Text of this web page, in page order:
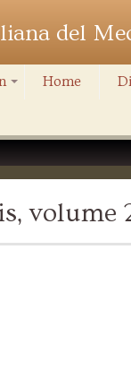
del
Home
volume